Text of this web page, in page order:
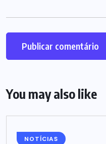
You may also like
NOTÍCIAS